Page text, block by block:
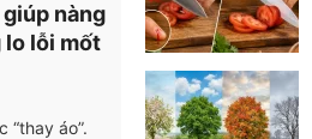
nàng
lo lỗi mốt
“thay áo”.